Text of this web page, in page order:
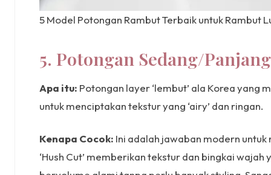
5 Model Potongan Rambut Terbaik untuk Rambut
5. Potongan Sedang/
Apa itu: Potongan layer ‘lembut’ ala Korea yang
untuk menciptakan tekstur yang ‘airy’ dan ringan.
Kenapa Cocok: Ini adalah jawaban modern untuk
‘Hush Cut’ memberikan tekstur dan bingkai